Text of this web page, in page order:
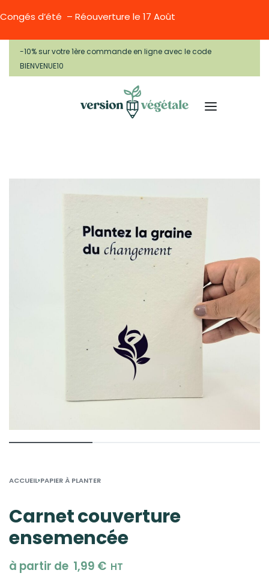
Congés d’été – Réouverture le 17 Août
-10% sur votre 1ère commande en ligne avec le code
BIENVENUE10
ACCUEIL›PAPIER À PLANTER
Carnet couverture
ensemencée
à partir de 1,99 € HT